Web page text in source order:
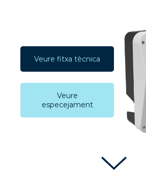
Veure fitxa tècnica
Veure
especejament